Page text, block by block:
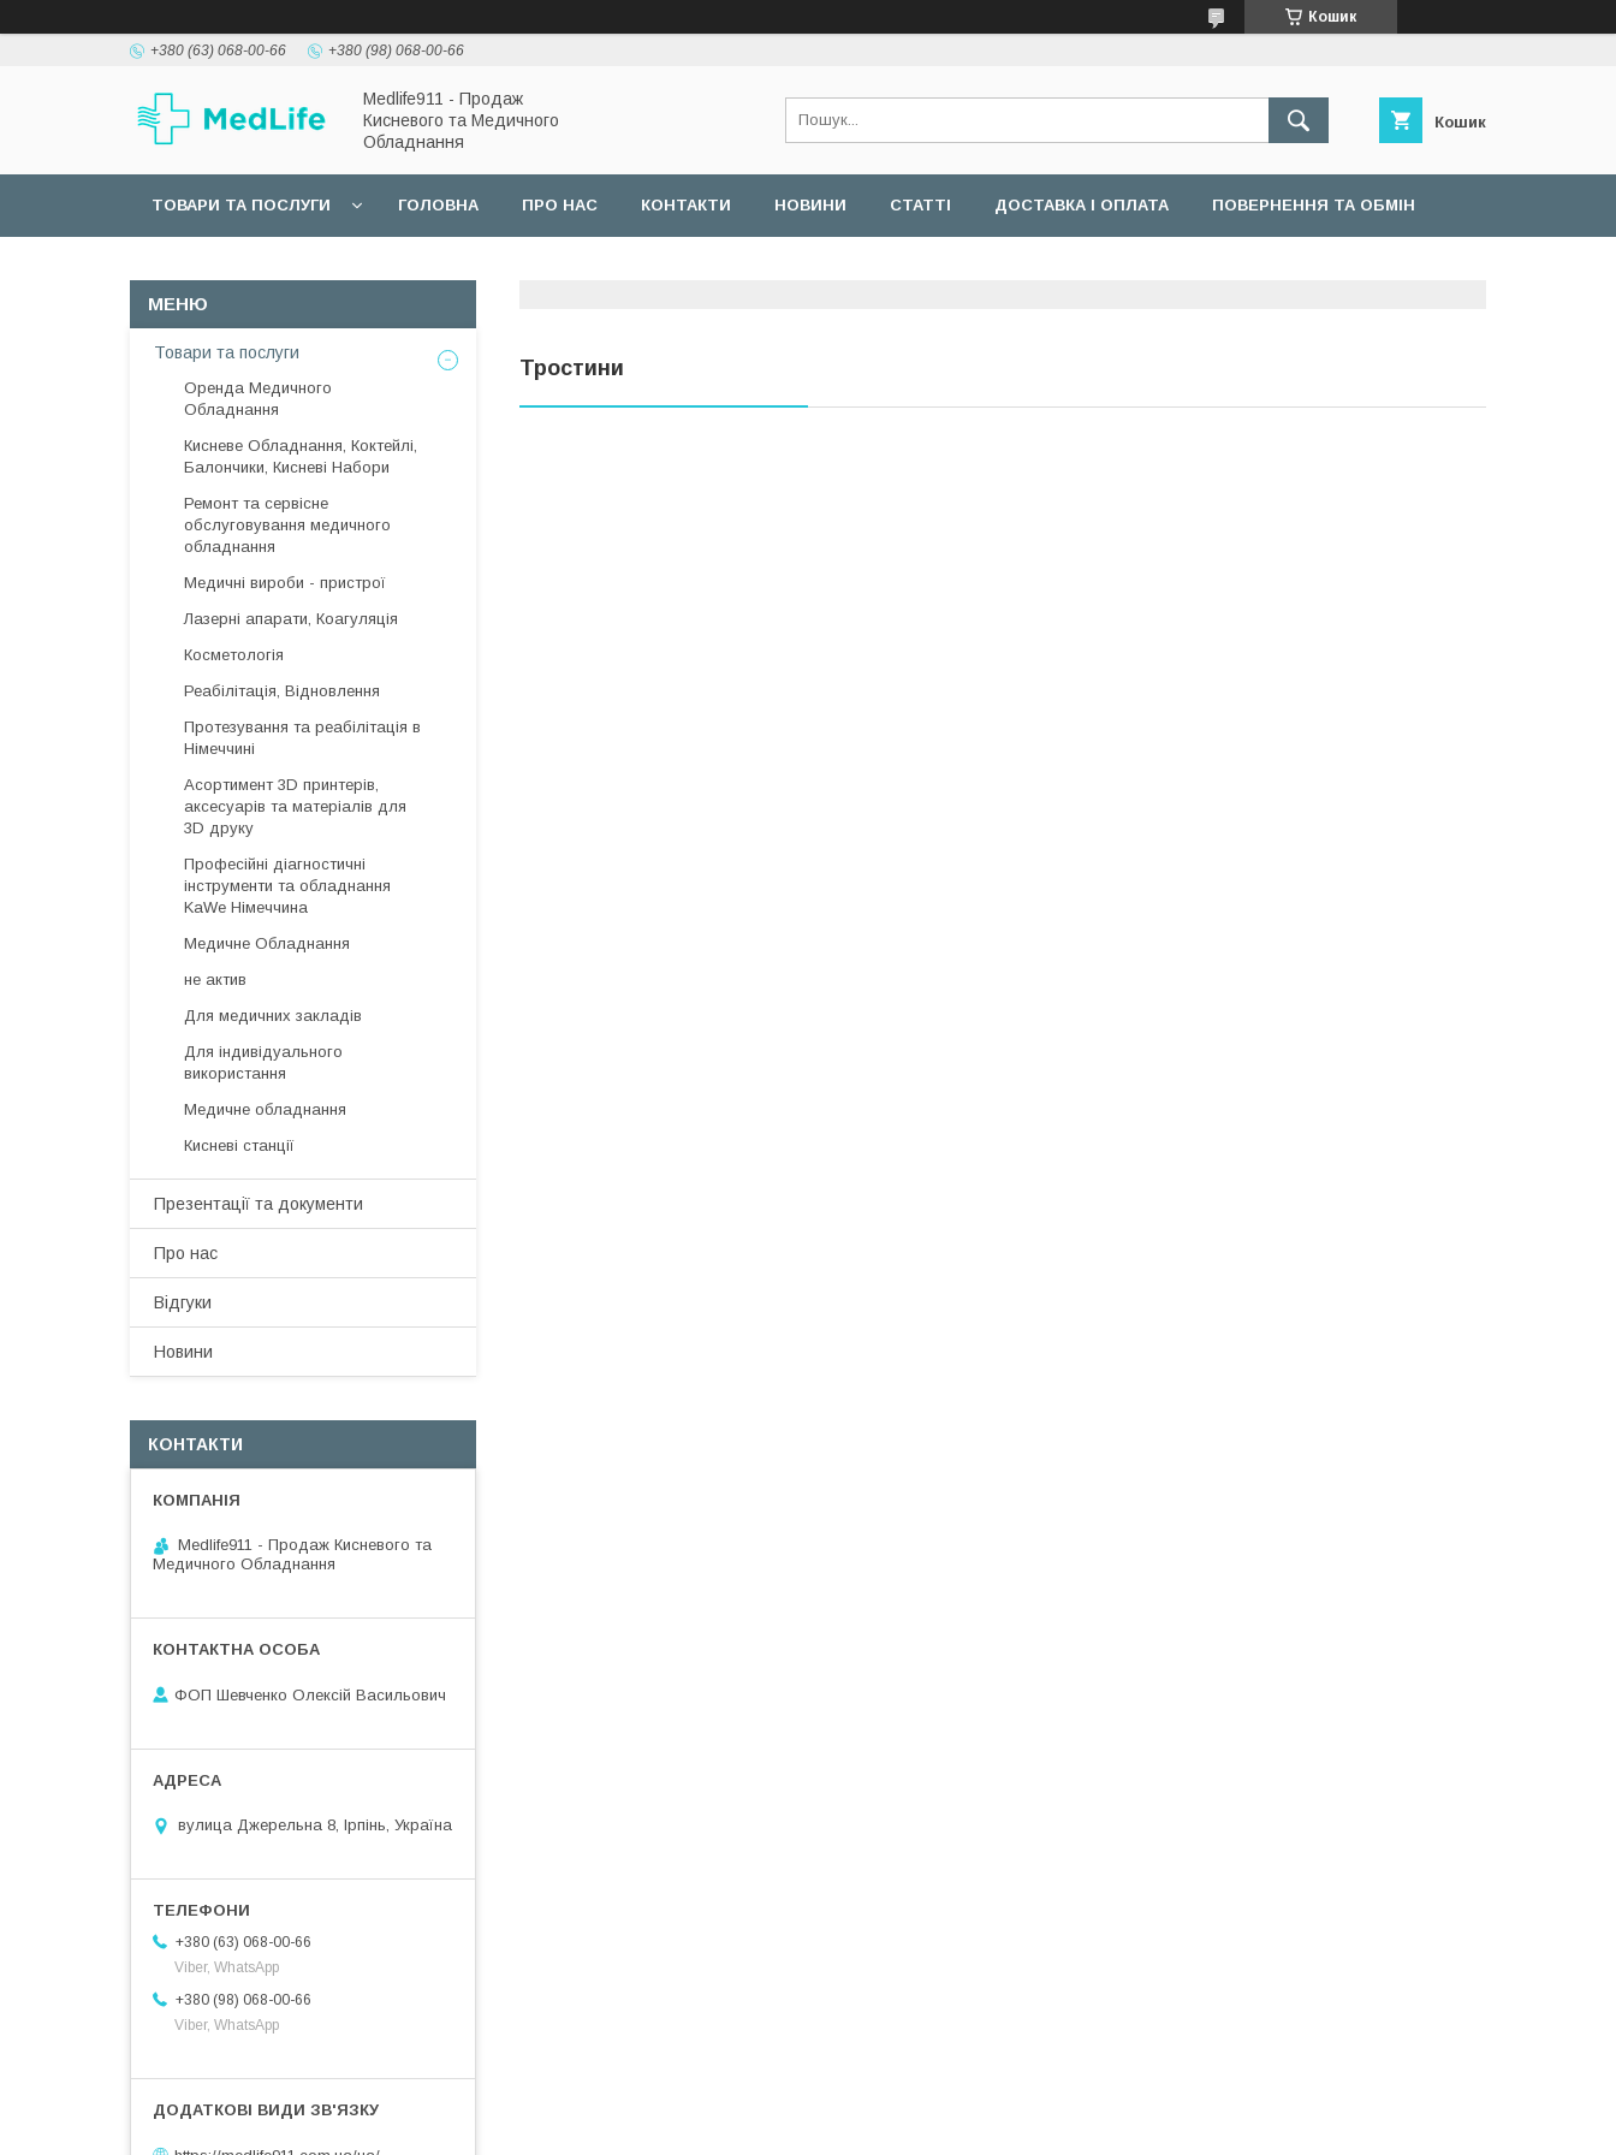
Кошик
+380 (63) 068-00-66 +380 (98) 068-00-66
Medlife911 - Продаж
Кисневого та Медичного
Обладнання
Кошик
ТОВАРИ ТА ПОСЛУГИ ГОЛОВНА ПРО НАС КОНТАКТИ НОВИНИ СТАТТІ ДОСТАВКА І ОПЛАТА ПОВЕРНЕННЯ ТА ОБМІН
Тростини
Товари та послуги
Оренда Медичного
Обладнання
Кисневе Обладнання, Коктейлі,
Балончики, Кисневі Набори
Ремонт та сервісне
обслуговування медичного
обладнання
Медичні вироби - пристрої
Лазерні апарати, Коагуляція
Косметологія
Реабілітація, Відновлення
Протезування та реабілітація в
Німеччині
Асортимент 3D принтерів,
аксесуарів та матеріалів для
3D друку
Професійні діагностичні
інструменти та обладнання
KaWe Німеччина
Медичне Обладнання
не актив
Для медичних закладів
Для індивідуального
використання
Медичне обладнання
Кисневі станції
Презентації та документи
Про нас
Відгуки
Новини
КОНТАКТИ
Medlife911 - Продаж Кисневого та
Медичного Обладнання
ФОП Шевченко Олексій Васильович
вулица Джерельна 8, Ірпінь, Україна
+380 (63) 068-00-66
Viber, WhatsApp
+380 (98) 068-00-66
Viber, WhatsApp